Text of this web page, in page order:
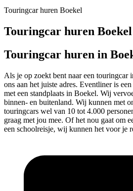
Touringcar huren Boekel
Touringcar huren Boekel
Touringcar huren in
Als je op zoekt bent naar een touringcar
ons aan het juiste adres. Eventliner is
met een standplaats in Boekel. Wij
binnen- en buitenland. Wij kunnen met
touringcars wel van 10 tot 4.000
graag met jou mee. Of het nou gaat om
een schoolreisje, wij kunnen het voor je